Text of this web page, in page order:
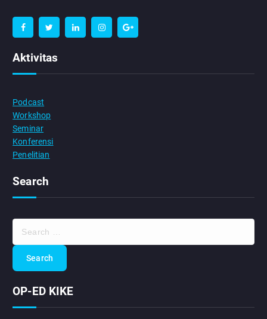
Aktivitas
Podcast
Workshop
Seminar
Konferensi
Penelitian
Search
a
h
OP-ED KIKE